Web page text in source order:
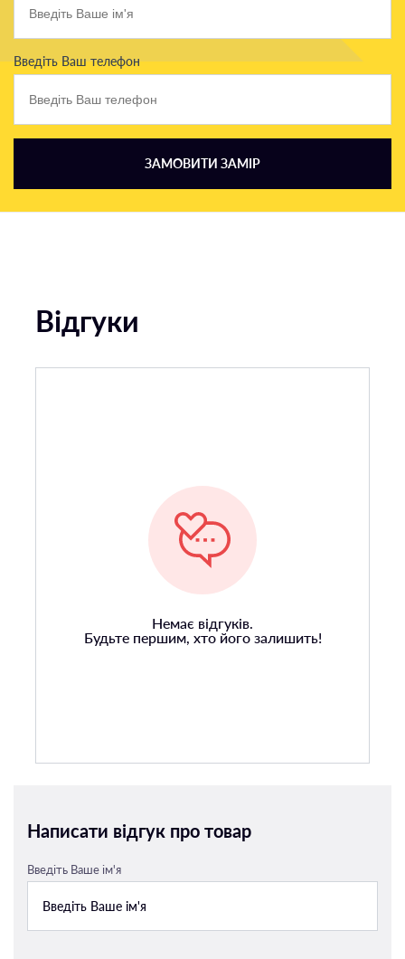
Введіть Ваш телефон
ЗАМОВИТИ ЗАМІР
Відгуки
Немає відгуків.
Будьте першим, хто його залишить!
Написати відгук про товар
Введіть Ваше ім'я